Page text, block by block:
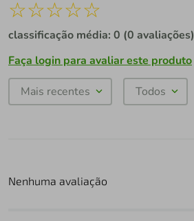
☆☆☆☆☆
classificação média: 0 (0 avaliações)
Faça login para avaliar este produto
Mais recentes Todos
Nenhuma avaliação